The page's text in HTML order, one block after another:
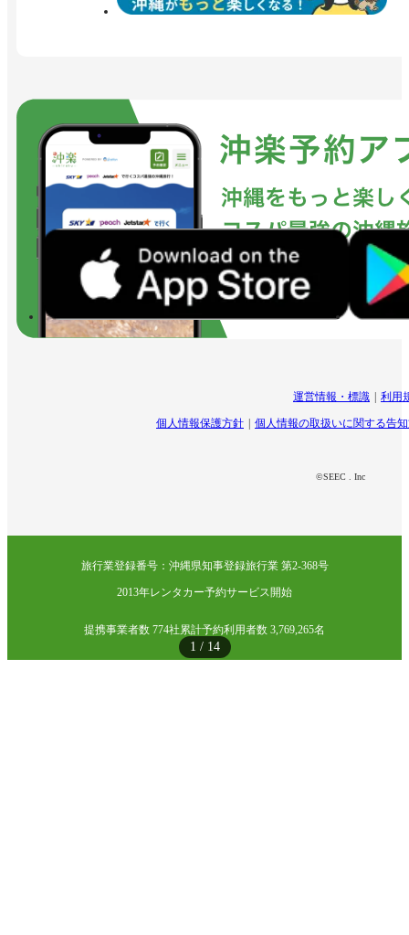
1 / 14
運営情報・標識 利用
個人情報保護方針 個人情報の取扱いに関する告
©SEEC . Inc
旅行業登録番号：沖縄県知事登録旅行業 第2-368号
2013年レンタカー予約サービス開始
提携事業者数 774社累計予約利用者数 3,769,265名